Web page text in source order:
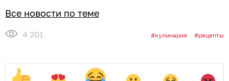
Все новости по теме
4 201 кулинария рецепты